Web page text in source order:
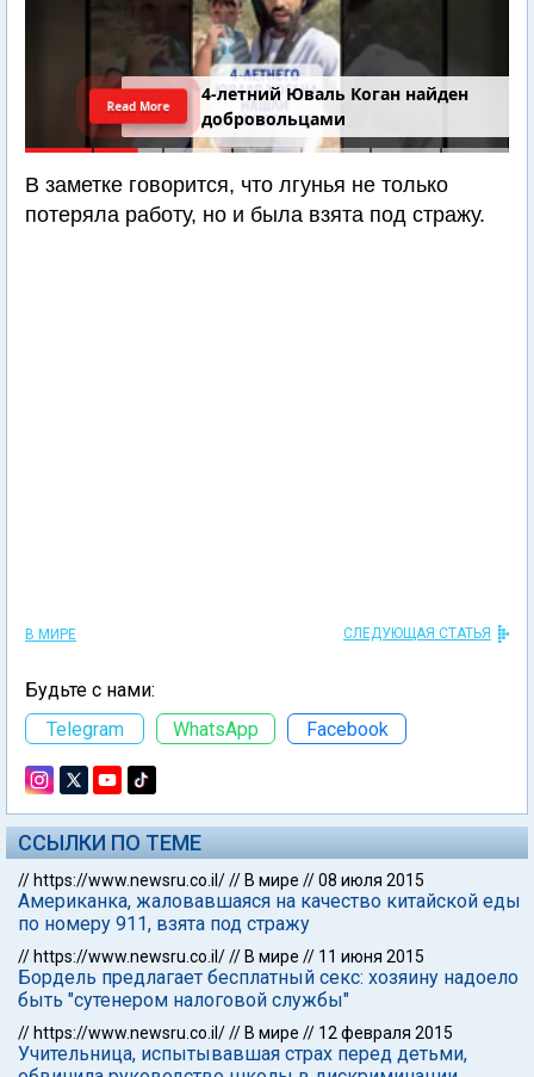
4-летний Юваль Коган найден
добровольцами
Read More
В заметке говорится, что лгунья не только
потеряла работу, но и была взята под стражу.
В МИРЕ СЛЕДУЮЩАЯ СТАТЬЯ
Будьте с нами:
Telegram
WhatsApp Facebook
ССЫЛКИ ПО ТЕМЕ
// https://www.newsru.co.il/// В мире //08 июля 2015
Американка, жаловавшаяся на качество китайской еды
по номеру 911, взята под стражу
// https://www.newsru.co.il/// В мире // 11 июня 2015
Бордель предлагает бесплатный секс: хозяину надоело
быть "сутенером налоговой службы"
// https://www.newsru.co.il/// В мире // 12 февраля 2015
Учительница, испытывавшая страх перед детьми,